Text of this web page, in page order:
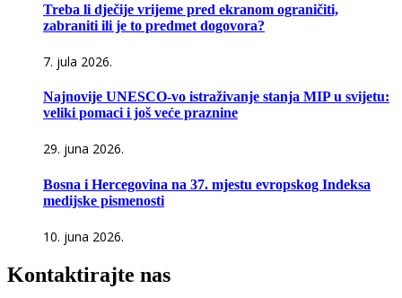
Treba li dječije vrijeme pred ekranom ograničiti,
zabraniti ili je to predmet dogovora?
7. jula 2026.
Najnovije UNESCO-vo istraživanje stanja MIP u svijetu:
veliki pomaci i još veće praznine
29. juna 2026.
Bosna i Hercegovina na 37. mjestu evropskog Indeksa
medijske pismenosti
10. juna 2026.
Kontaktirajte nas